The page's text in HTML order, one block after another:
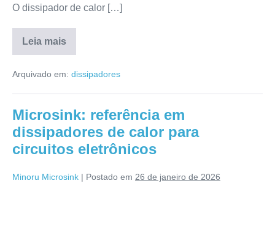
O dissipador de calor […]
Leia mais
Arquivado em: dissipadores
Microsink: referência em
dissipadores de calor para
circuitos eletrônicos
Minoru Microsink | Postado em 26 de janeiro de 2026